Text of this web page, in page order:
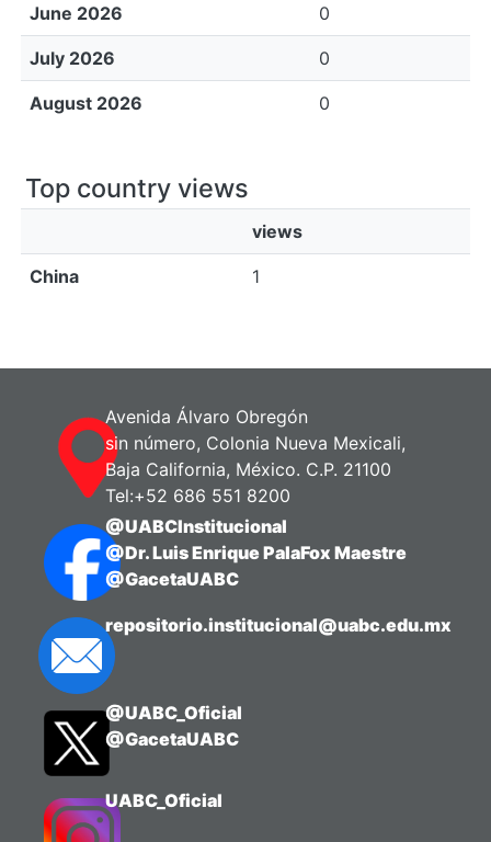
June 2026 0
July 2026 0
August 2026 0
Top country views
views
China 1
Avenida Álvaro Obregón
sin número, Colonia Nueva Mexicali,
Baja California, México. C.P. 21100
Tel:+52 686 551 8200
@UABCInstitucional
@Dr. Luis Enrique PalaFox Maestre
@GacetaUABC
repositorio.institucional@uabc.edu.mx
@UABC_Oficial
@GacetaUABC
UABC_Oficial